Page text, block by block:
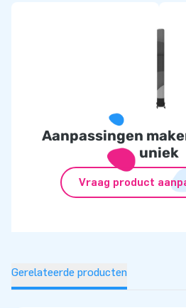
Aanpassingen
uniek
Vraag product
Gerelateerde producten